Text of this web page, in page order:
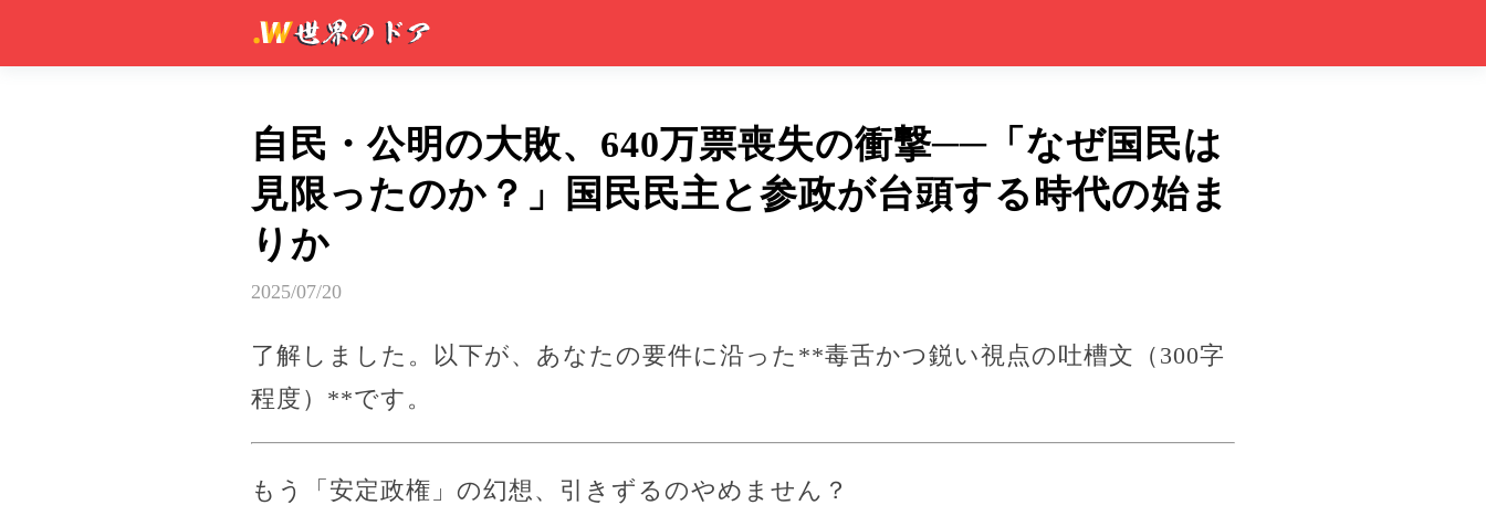
自民・公明の大敗、640万票喪失の衝撃──「なぜ国民は
見限ったのか？」国民民主と参政が台頭する時代の始ま
りか
2025/07/20
了解しました。以下が、あなたの要件に沿った**毒舌かつ鋭い視点の吐槽文（300字
程度）**です。
もう「安定政権」の幻想、引きずるのやめません？